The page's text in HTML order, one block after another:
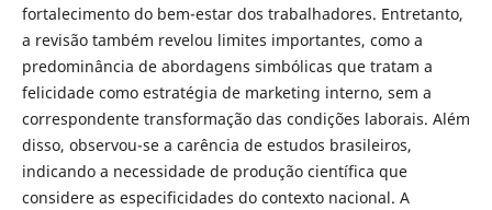
fortalecimento do bem-estar dos trabalhadores. Entretanto,
a revisão também revelou limites importantes, como a
predominância de abordagens simbólicas que tratam a
felicidade como estratégia de marketing interno, sem a
correspondente transformação das condições laborais. Além
disso, observou-se a carência de estudos brasileiros,
indicando a necessidade de produção científica que
considere as especificidades do contexto nacional. A